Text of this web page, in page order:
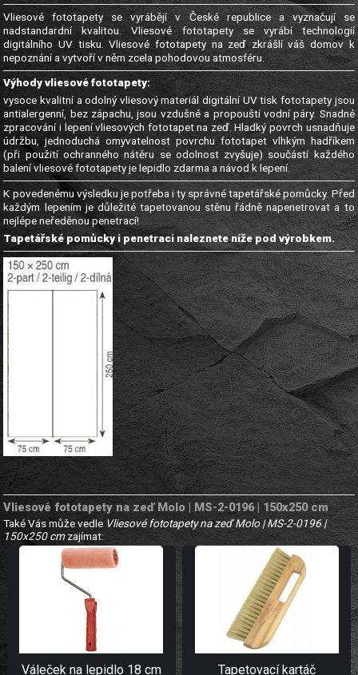
Vliesové fototapety se vyrábějí v České republice a vyznačují se
nadstandardní kvalitou. Vliesové fototapety se vyrábí technologií
digitálního UV tisku. Vliesové fototapety na zeď zkrášlí váš domov k
nepoznání a vytvoří v něm zcela pohodovou atmosféru.
Výhody vliesové fototapety:
vysoce kvalitní a odolný vliesový materiál digitální UV tisk fototapety jsou
antialergenní, bez zápachu, jsou vzdušné a propouští vodní páry. Snadné
zpracování i lepení vliesových fototapet na zeď. Hladký povrch usnadňuje
údržbu, jednoduchá omyvatelnost povrchu fototapet vlhkým hadříkem
(při použití ochranného nátěru se odolnost zvyšuje) součástí každého
balení vliesové fototapety je lepidlo zdarma a návod k lepení.
K povedenému výsledku je potřeba i ty správné tapetářské pomůcky. Před
každým lepením je důležité tapetovanou stěnu řádně napenetrovat a to
nejlépe neředěnou penetrací!
Tapetářské pomůcky i penetraci naleznete níže pod výrobkem.
Vliesové fototapety na zeď Molo | MS-2-0196 | 150x250 cm
Také Vás může vedle Vliesové fototapety na zeď Molo | MS-2-0196 |
150x250 cmzajímat:
Váleček na lepidlo 18 cm Tapetovací kartáč